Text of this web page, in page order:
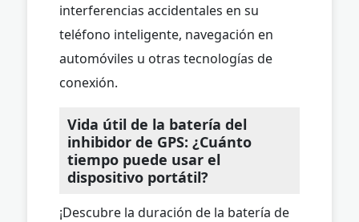
interferencias accidentales en su
teléfono inteligente, navegación en
automóviles u otras tecnologías de
conexión.
Vida útil de la batería del
inhibidor de GPS: ¿Cuánto
tiempo puede usar el
dispositivo portátil?
¡Descubre la duración de la batería de